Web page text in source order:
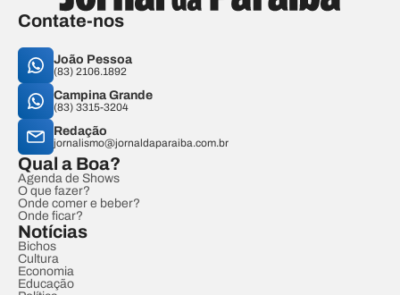
Contate-nos
João Pessoa
(83) 2106.1892
Campina Grande
(83) 3315-3204
Redação
jornalismo@jornaldaparaiba.com.br
Qual a Boa?
Agenda de Shows
O que fazer?
Onde comer e beber?
Onde ficar?
Notícias
Bichos
Cultura
Economia
Educação